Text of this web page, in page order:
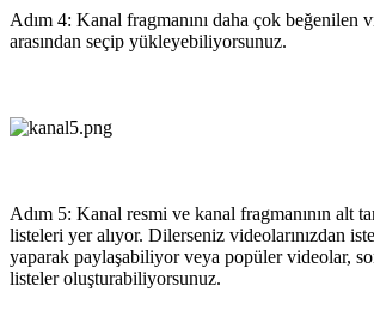
Adım 4: Kanal fragmanını daha çok beğenilen
arasından seçip yükleyebiliyorsunuz.
Adım 5: Kanal resmi ve kanal fragmanının alt
listeleri yer alıyor. Dilerseniz videolarınızdan
yaparak paylaşabiliyor veya popüler videolar,
listeler oluşturabiliyorsunuz.